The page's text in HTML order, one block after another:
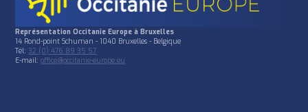
Représentation Occitanie Europe à Bruxelles
14 Rond-point Schuman - 1040 Bruxelles - Belgique
Tél:32 (0) 476 89 35 57
E-mail:office@occitanie-europe.eu